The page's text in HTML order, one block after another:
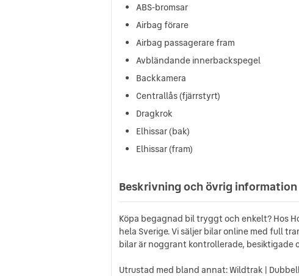
ABS-bromsar
Airbag förare
Airbag passagerare fram
Avbländande innerbackspegel
Backkamera
Centrallås (fjärrstyrt)
Dragkrok
Elhissar (bak)
Elhissar (fram)
Beskrivning och övrig information
Köpa begagnad bil tryggt och enkelt? Hos
hela Sverige. Vi säljer bilar online med full
bilar är noggrant kontrollerade, besiktigade
Utrustad med bland annat: Wildtrak |